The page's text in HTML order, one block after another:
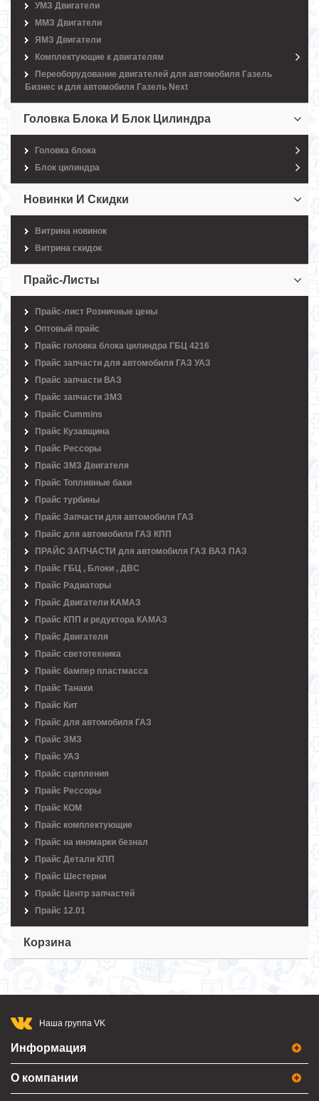
УМЗ Двигатели
ММЗ Двигатели
ЯМЗ Двигатели
Комплектующие к двигателям
Переоборудование двигателей для автомобиля Газель
Бизнес и для автомобиля Газель Next
Головка Блока И Блок Цилиндра
Головка блока
Блок цилиндра
Новинки И Скидки
Витрина новинок
Витрина скидок
Прайс-Листы
Прайс-лист Розничные цены
Оптовый прайс
Прайс головка блока цилиндра ГБЦ 4216
Прайс запчасти для автомобиля ГАЗ УАЗ
Прайс запчасти ВАЗ
Прайс запчасти ЗМЗ
Прайс Cummins
Прайс Кузавщина
Прайс Рессоры
Прайс ЗМЗ Двигателя
Прайс Топливные баки
Прайс турбины
Прайс Запчасти для автомобиля ГАЗ
Прайс для автомобиля ГАЗ КПП
ПРАЙС ЗАПЧАСТИ для автомобиля ГАЗ ВАЗ ПАЗ
Прайс ГБЦ , Блоки , ДВС
Прайс Радиаторы
Прайс Двигатели КАМАЗ
Прайс КПП и редуктора КАМАЗ
Прайс Двигателя
Прайс светотехника
Прайс бампер пластмасса
Прайс Танаки
Прайс Кит
Прайс для автомобиля ГАЗ
Прайс ЗМЗ
Прайс УАЗ
Прайс сцепления
Прайс Рессоры
Прайс КОМ
Прайс комплектующие
Прайс на иномарки безнал
Прайс Детали КПП
Прайс Шестерни
Прайс Центр запчастей
Прайс 12.01
Корзина
Наша группа VK
Информация
О компании